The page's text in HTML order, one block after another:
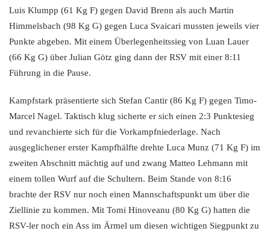
Luis Klumpp (61 Kg F) gegen David Brenn als auch Martin
Himmelsbach (98 Kg G) gegen Luca Svaicari mussten jeweils vier
Punkte abgeben. Mit einem Überlegenheitssieg von Luan Lauer
(66 Kg G) über Julian Götz ging dann der RSV mit einer 8:11
Führung in die Pause.
Kampfstark präsentierte sich Stefan Cantir (86 Kg F) gegen Timo-
Marcel Nagel. Taktisch klug sicherte er sich einen 2:3 Punktesieg
und revanchierte sich für die Vorkampfniederlage. Nach
ausgeglichener erster Kampfhälfte drehte Luca Munz (71 Kg F) im
zweiten Abschnitt mächtig auf und zwang Matteo Lehmann mit
einem tollen Wurf auf die Schultern. Beim Stande von 8:16
brachte der RSV nur noch einen Mannschaftspunkt um über die
Ziellinie zu kommen. Mit Tomi Hinoveanu (80 Kg G) hatten die
RSV-ler noch ein Ass im Ärmel um diesen wichtigen Siegpunkt zu